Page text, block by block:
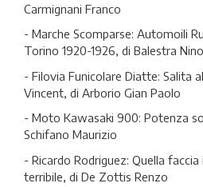
Carmignani Franco
- Marche Scomparse: Automoili
Torino 1920-1926, di Balestra Nino
- Filovia Funicolare Diatte: Salita
Vincent, di Arborio Gian Paolo
- Moto Kawasaki 900: Potenza
Schifano Maurizio
- Ricardo Rodriguez: Quella
terribile, di De Zottis Renzo